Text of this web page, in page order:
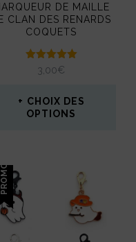
DE MAILLE
CLAN DES RENARDS
COQUETS
Note
3,00€
CHOIX DES
OPTIONS
plusieurs
variations.
!